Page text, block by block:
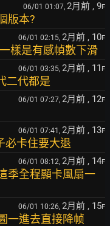
06/01 01:07, 2月前 , 9F
版本?
06/01 02:15, 2月前 , 10F
樣是有感幀數下滑
06/01 03:35, 2月前 , 11 F
二代都是
06/01 07:27, 2月前 , 12F
06/01 07:41, 2月前 , 13F
必卡住要大退
06/01 08:12, 2月前 , 14F
季全程顯卡風扇一
06/01 10:26, 2月前 , 15F
一進去直接降帧